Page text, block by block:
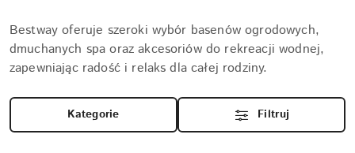
Bestway oferuje szeroki wybór basenów ogrodowych,
dmuchanych spa oraz akcesoriów do rekreacji wodnej,
zapewniając radość i relaks dla całej rodziny.
Kategorie Filtruj